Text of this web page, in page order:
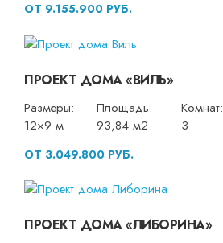
ОТ 9.155.900 РУБ.
ПРОЕКТ ДОМА «ВИЛЬ»
Размеры:
12×9 м
Площадь:
93,84 м2
Комнат:
3
ОТ 3.049.800 РУБ.
ПРОЕКТ ДОМА «ЛИБОРИНА»